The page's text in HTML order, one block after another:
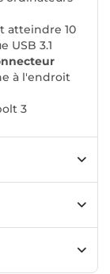
atteindre 10
USB 3.1
à l'endroit
3